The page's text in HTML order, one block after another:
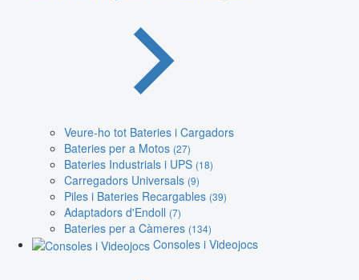
Veure-ho tot Bateries i Cargadors
Bateries per a Motos (27)
Bateries Industrials i UPS (18)
Carregadors Universals (9)
Piles i Bateries Recargables (39)
Adaptadors d'Endoll (7)
Bateries per a Càmeres (134)
Consoles i Videojocs